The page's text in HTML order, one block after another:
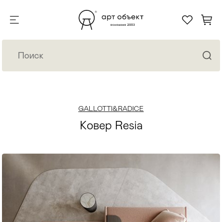
GALLOTTI&RADICE
Ковер Resia